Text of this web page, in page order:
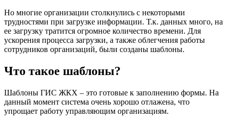
Но многие организации столкнулись с некоторыми
трудностями при загрузке информации. Т.к. данных много, на
ее загрузку тратится огромное количество времени. Для
ускорения процесса загрузки, а также облегчения работы
сотрудников организаций, были созданы шаблоны.
Что такое шаблоны?
Шаблоны ГИС ЖКХ – это готовые к заполнению формы. На
данный момент система очень хорошо отлажена, что
упрощает работу управляющим организациям.